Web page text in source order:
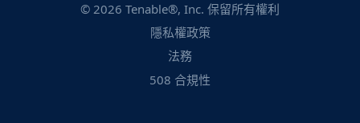
© 2026 Tenable®, Inc. 保留所有權利
隱私權政策
法務
508 合規性